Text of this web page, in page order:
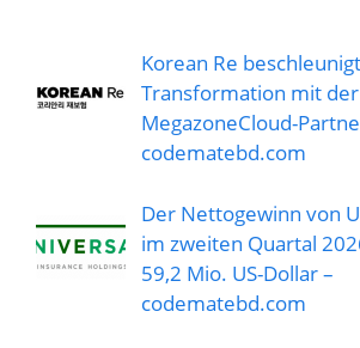
Korean Re
Transformation mit der
MegazoneCloud-
codematebd.com
Der Nettogewinn von
im zweiten Quartal
59,2 Mio. US-Dollar –
codematebd.com